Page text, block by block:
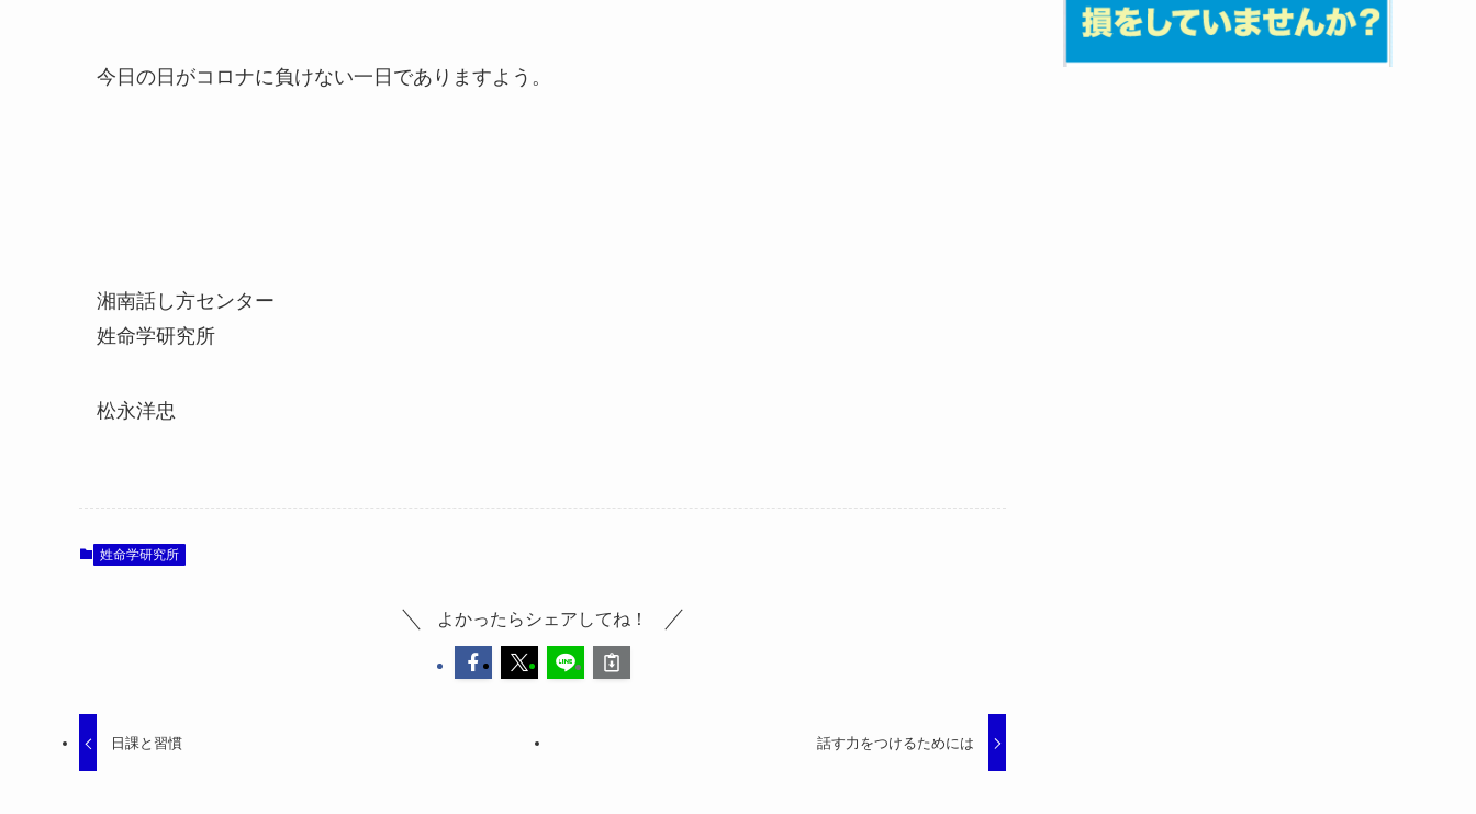
今日の日がコロナに負けない一日でありますよう。
湘南話し方センター
姓命学研究所
松永洋忠
姓命学研究所
よかったらシェアしてね！
日課と習慣 話す力をつけるためには